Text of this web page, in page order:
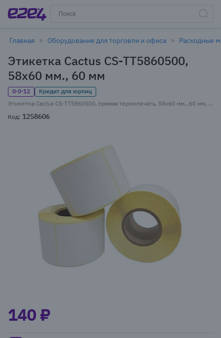
Главная Оборудование для торговли и офиса Расходные
Этикетка Cactus CS-TT5860500,
58x60 мм., 60 мм
0·0·12
Кредит для юрлиц
Этикетка Cactus CS-TT5860500, прямая термопечать, 58x60 мм., 60 мм, втулка: 4 см, 500 шт., Thermal Top (Топ), самоклеящаяся 1 шт. (CS-TT5860500)
Код: 1258606
of
1
140 ₽